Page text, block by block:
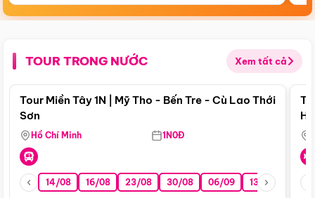
TOUR TRONG NƯỚC Xem tất cả
Điểm nổi bật
Tour Miền Tây 1N | Mỹ Tho - Bến Tre - Cù Lao Thới
Sơn
Hồ Chí Minh 1N0Đ
14/08 16/08 23/08 30/08 06/09 13/09 20/09